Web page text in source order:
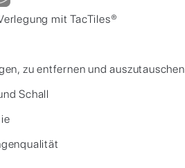
mit TacTiles®
zu entfernen und auszutauschen
Schall